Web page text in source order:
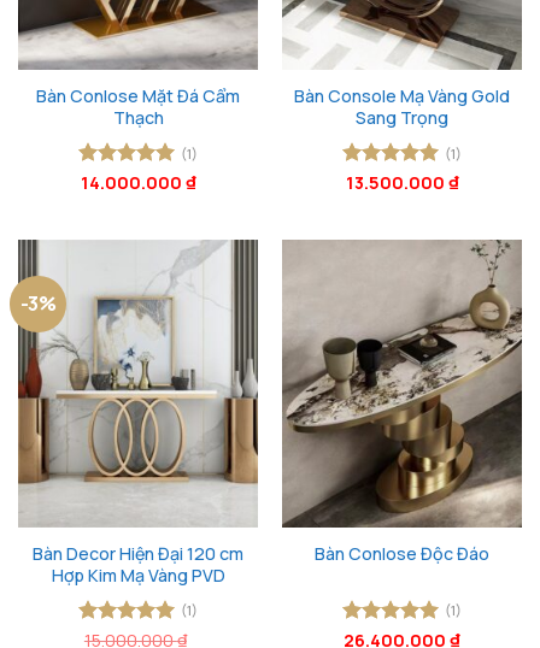
Bàn Conlose Mặt Đá Cẩm
Thạch
Được xếp
(1)
14.000.000 ₫
Bàn Console Mạ Vàng Gold
Sang Trọng
Được xếp
(1)
13.500.000 ₫
-3%
Bàn Decor Hiện Đại 120 cm
Hợp Kim Mạ Vàng PVD
Được xếp
(1)
15.000.000₫
Bàn Conlose Độc Đáo
Được xếp
(1)
26.400.000 ₫